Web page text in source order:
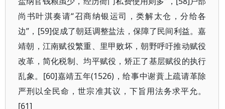
尚书叶淇奏请“召商纳银运司，类解太仓，分给各
边”，[59]促成了朝廷调整盐法，保障了民间利益。嘉
靖朝，江南赋役繁重、里甲败坏，朝野呼吁推动赋役
改革，简化税制、均平赋役，矫正了基层赋役的执行
乱象。[60]嘉靖五年(1526)，给事中谢蕡上疏请革除
严刑以全民命，世宗准其议，下旨用法务求平允。
[61]